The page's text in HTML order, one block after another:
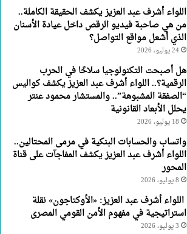
اللواء أشرف عبد العزيز يكشف الحقيقة الكاملة..
من هي صاحبة فيديو الرقص داخل عيادة الأسنان
الذي أشعل مواقع التواصل؟
24 يوليو، 2026
هل أصبحت التكنولوجيا سلاحًا في الحرب
الرقمية؟.. اللواء أشرف عبد العزيز يكشف كواليس
“الصفقة المشبوهة”.. والمستشار محمود عنتر
يحلل الأبعاد القانونية
18 يوليو، 2026
واتساب والحسابات البنكية في مرمى المحتالين..
اللواء أشرف عبد العزيز يكشف المفاجآت على قناة
المحور
8 يوليو، 2026
اللواء أشرف عبد العزيز: «الأوكتاجون» نقلة
استراتيجية في مفهوم الأمن القومي المصرى
3 يوليو، 2026